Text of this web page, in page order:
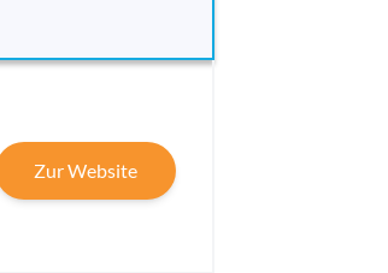
Zur Website